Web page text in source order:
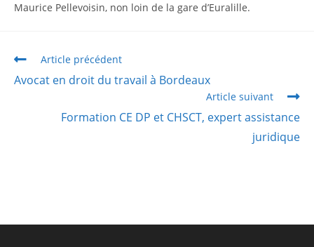
Maurice Pellevoisin, non loin de la gare d’Euralille.
Article précédent
Avocat en droit du travail à Bordeaux
Article suivant
Formation CE DP et CHSCT, expert assistance
juridique